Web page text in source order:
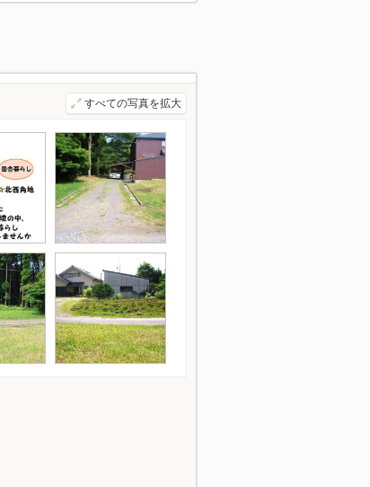
すべての写真を拡大